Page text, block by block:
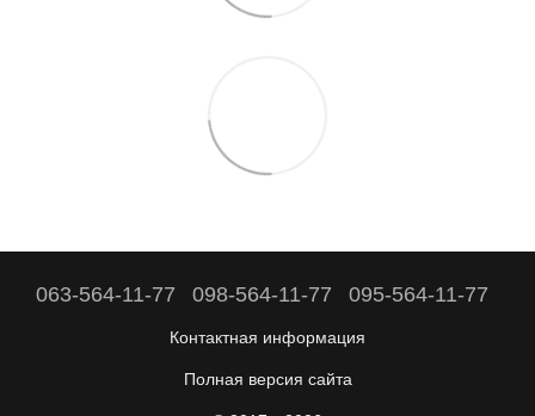
063-564-11-77 098-564-11-77 095-564-11-77
Контактная информация
Полная версия сайта